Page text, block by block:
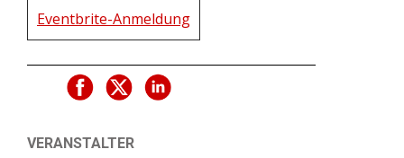
Eventbrite-Anmeldung
VERANSTALTER